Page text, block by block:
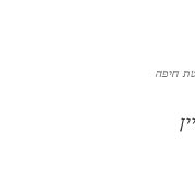
חיפה